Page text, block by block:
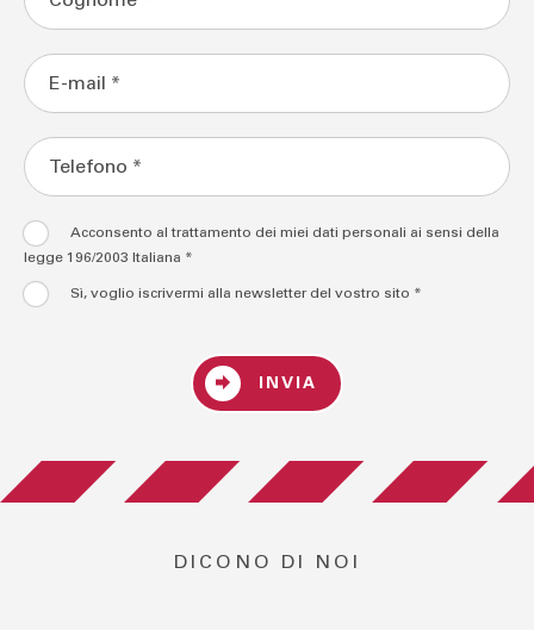
Acconsento al trattamento dei miei dati personali ai sensi della
legge 196/2003 Italiana *
Sì, voglio iscrivermi alla newsletter del vostro sito *
INVIA
DICONO DI NOI